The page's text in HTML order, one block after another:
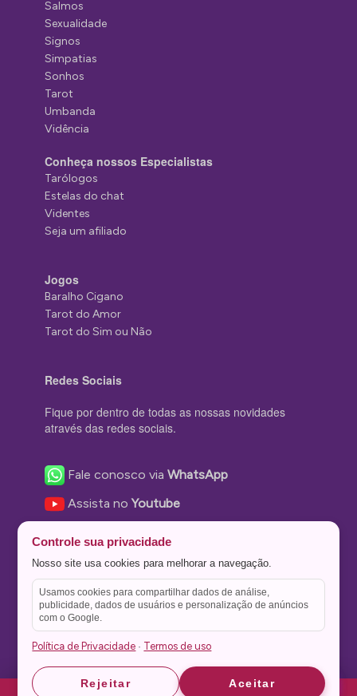
Salmos
Sexualidade
Signos
Simpatias
Sonhos
Tarot
Umbanda
Vidência
Conheça nossos Especialistas
Tarólogos
Estelas do chat
Videntes
Seja um afiliado
Jogos
Baralho Cigano
Tarot do Amor
Tarot do Sim ou Não
Redes Sociais
Fique por dentro de todas as nossas novidades
através das redes sociais.
Fale conosco viaWhatsApp
Assista noYoutube
Nos siga no Instagram
Nos siga noTwitter
Salve no
Controle sua privacidade
Nosso site usa cookies para melhorar a navegação.
Usamos cookies para compartilhar dados de análise,
publicidade, dados de usuários e personalização de anúncios
com o Google.
Política de Privacidade · Termos de uso
Rejeitar Aceitar